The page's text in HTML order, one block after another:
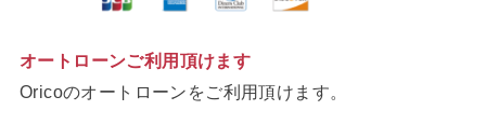
オートローンご利用頂けます
Oricoのオートローンをご利用頂けます。